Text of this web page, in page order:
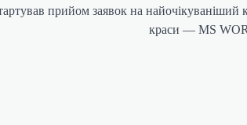
прийом заявок на найочікуваніший
краси — MS